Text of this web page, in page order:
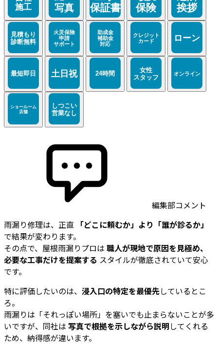
編集部コメント
雨漏り修理は、正直
「どこに頼むか」より「誰が診るか」
で結果が変わります。
その点で、屋根雨漏りプロは 職人が現地で原因を見極め、
必要な工事だけを提案する スタイルが徹底されていて安心
です。
特に評価したいのは、 浸入口の特定を最優先しているとこ
ろ。
雨漏りは「それっぽい場所」を塞いでも止まらないことが多
いですが、同社は 写真で根拠を示しながら説明してくれる
ため、納得感が違います。